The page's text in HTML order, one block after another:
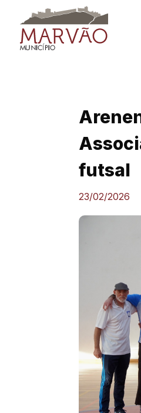
content
futsal
23/02/2026